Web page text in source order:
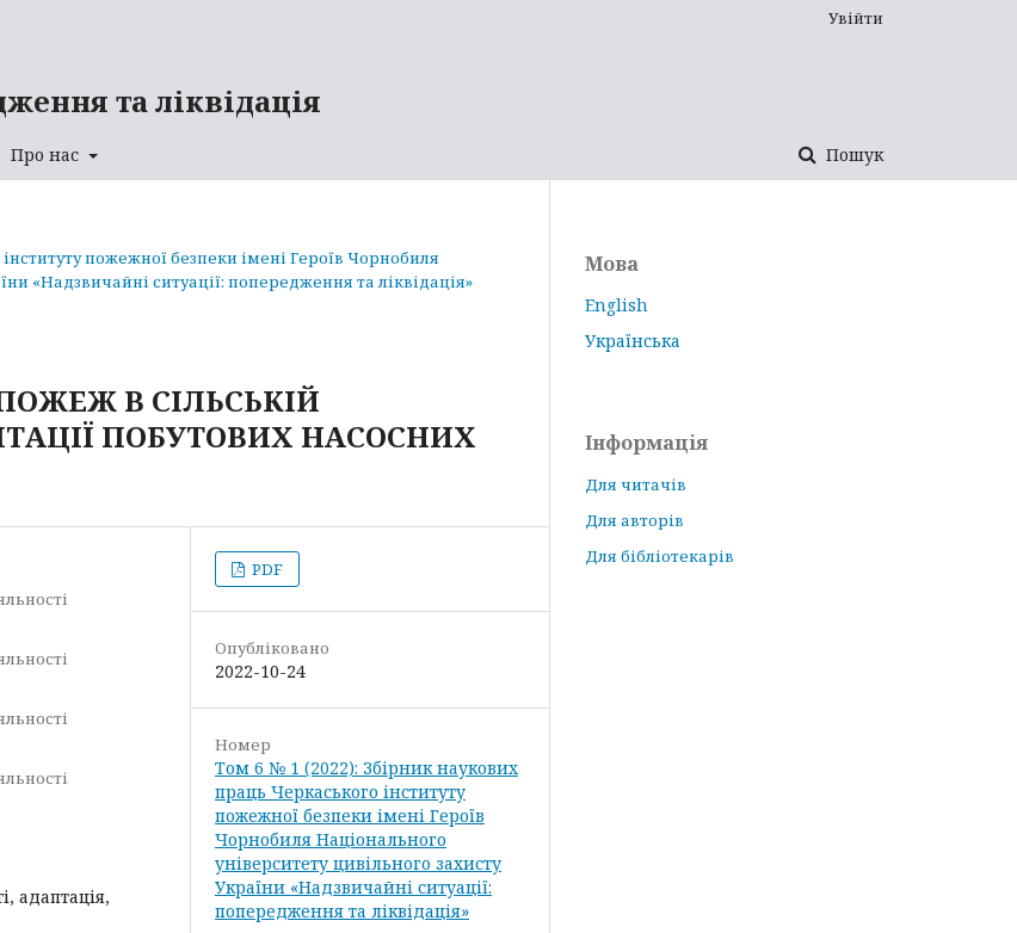
та ліквідація
Про нас Пошук
Увійти
пожежної безпеки імені Героїв Чорнобиля
«Надзвичайні ситуації: попередження та ліквідація»
В СІЛЬСЬКІЙ
ПОБУТОВИХ НАСОСНИХ
адаптація,
PDF
Опубліковано
2022-10-24
Номер
Том 6 № 1 (2022): Збірник наукових
праць Черкаського інституту
пожежної безпеки імені Героїв
Чорнобиля Національного
університету цивільного захисту
України «Надзвичайні ситуації:
попередження та ліквідація»
Мова
English
Українська
Інформація
Для читачів
Для авторів
Для бібліотекарів